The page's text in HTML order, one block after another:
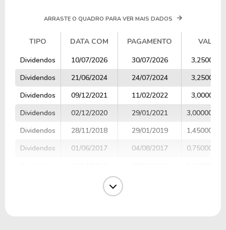
ARRASTE O QUADRO PARA VER MAIS DADOS
TIPO DATA COM PAGAMENTO
VALOR
TIPO
DATA COM PAGAMENTO VALOR
Dividendos 10/07/2026 30/07/2026
Dividendos
21/06/2024 24/07/2024
Dividendos
09/12/2021 11/02/2022
Dividendos
02/12/2020 29/01/2021
3,00000000
Dividendos
28/11/2018 29/01/2019
1,45000000
Dividendos
01/06/2017 04/08/2017
0,75000000
05/12/2012